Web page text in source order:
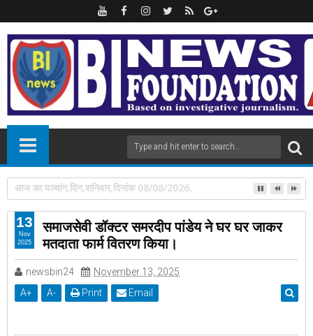
पंडित दीनदयाल उपाध्याय प्रशिक्षण महाअभियान में 112 लोगों को प्रशिक्षण दिलाने पर
समाजसेवी डॉक्टर समरदीप पांडेय ने घर घर जाकर
मतदाता फार्म वितरण किया।
newsbin24
November 13, 2025
A+ A- Print Email
13
Nov
2025